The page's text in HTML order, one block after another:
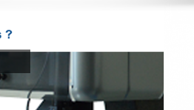
Applications
métrologiques du mm au nm